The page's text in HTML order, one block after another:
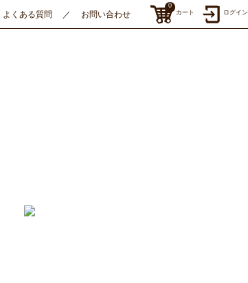
よくある質問 ／ お問い合わせ カート
0
ログイン